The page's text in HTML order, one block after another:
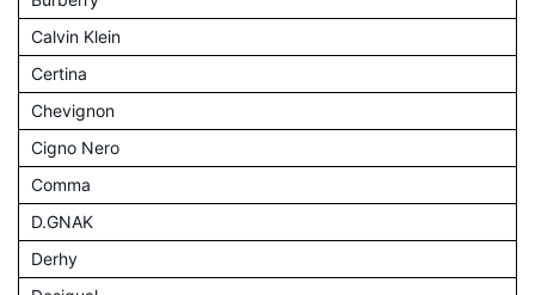
Calvin Klein
Certina
Chevignon
Cigno Nero
Comma
D.GNAK
Derhy